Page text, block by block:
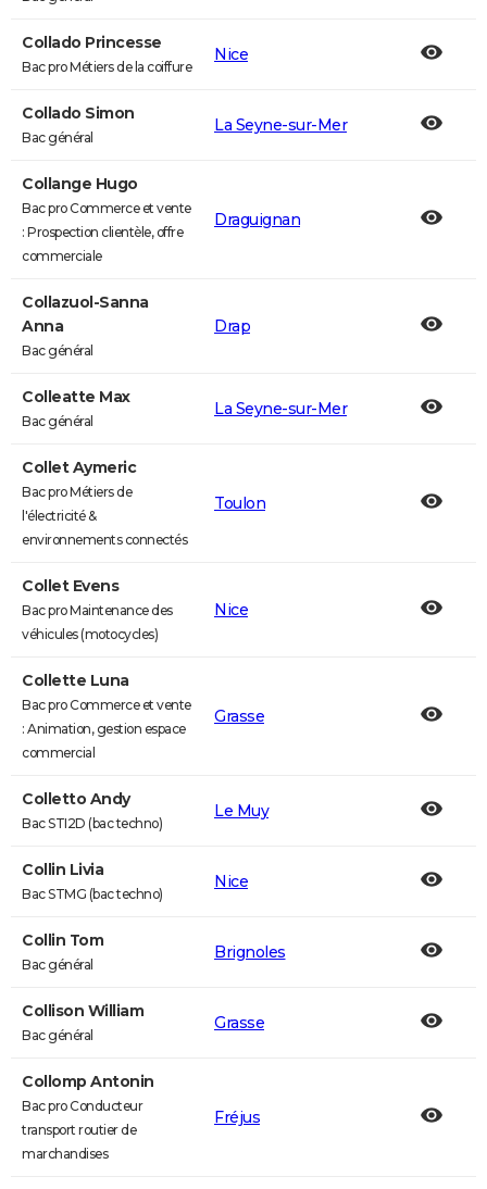
Collado Princesse
Bac pro Métiers de la coiffure
Nice
Collado Simon
Bac général
La Seyne-sur-Mer
Collange Hugo
Bac pro Commerce et vente
: Prospection clientèle, offre
commerciale
Draguignan
Collazuol-Sanna
Anna
Bac général
Drap
Colleatte Max
Bac général
La Seyne-sur-Mer
Collet Aymeric
Bac pro Métiers de
l'électricité &
environnements connectés
Toulon
Collet Evens
Bac pro Maintenance des
véhicules (motocycles)
Nice
Collette Luna
Bac pro Commerce et vente
: Animation, gestion espace
commercial
Grasse
Colletto Andy
Bac STI2D (bac techno)
Le Muy
Collin Livia
Bac STMG (bac techno)
Nice
Collin Tom
Bac général
Brignoles
Collison William
Bac général
Grasse
Collomp Antonin
Bac pro Conducteur
transport routier de
marchandises
Fréjus